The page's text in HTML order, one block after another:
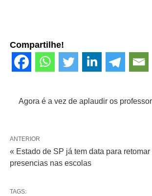
Compartilhe!
Agora é a vez de aplaudir os
ANTERIOR
« Estado de SP já tem data para
presencias nas escolas
TAGS: